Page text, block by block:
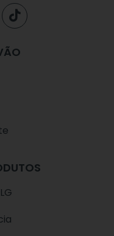
T
i
t
o